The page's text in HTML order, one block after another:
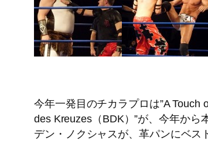
今年一発目のチカラプロは”A
des Kreuzes（BDK）”が、今年か
デン・ノクシャスが、革パンにベス